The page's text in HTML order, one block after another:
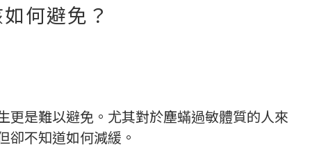
何避免？
是難以避免。尤其對於塵蟎過敏體質的人來
卻不知道如何減緩。